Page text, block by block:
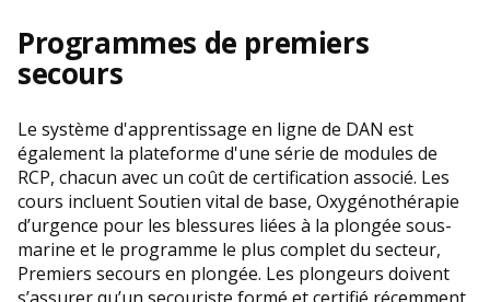
Programmes de premiers
secours
Le système d'apprentissage en ligne de DAN est
également la plateforme d'une série de modules de
RCP, chacun avec un coût de certification associé. Les
cours incluent Soutien vital de base, Oxygénothérapie
d’urgence pour les blessures liées à la plongée sous-
marine et le programme le plus complet du secteur,
Premiers secours en plongée. Les plongeurs doivent